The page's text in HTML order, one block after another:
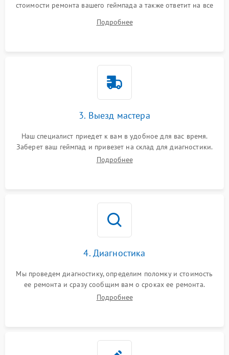
стоимости ремонта вашего геймпада а также ответит на все
Подробнее
3. Выезд мастера
Наш специалист приедет к вам в удобное для вас время.
Заберет ваш геймпад и привезет на склад для диагностики.
Подробнее
4. Диагностика
Мы проведем диагностику, определим поломку и стоимость
ее ремонта и сразу сообщим вам о сроках ее ремонта.
Подробнее